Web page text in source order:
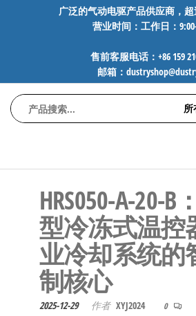
广泛的气动电驱产品供应商，超
营业时间：工作日：
售前客服电话：+86 159
邮箱：
动
FESTO、
AVENTICS等
品牌气动
元件，超
过88万种
工业自动
化零部
件，正品
保障，全
HRS050-A-20-B
型冷冻式温控
业冷却系统的
制核心
2025-12-29 作者 XYJ2024 0